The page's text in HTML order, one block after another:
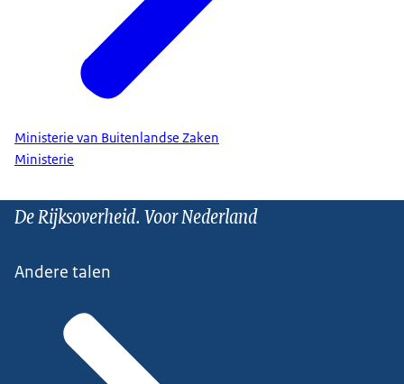
Ministerie van Buitenlandse Zaken
Ministerie
De Rijksoverheid. Voor Nederland
Andere talen